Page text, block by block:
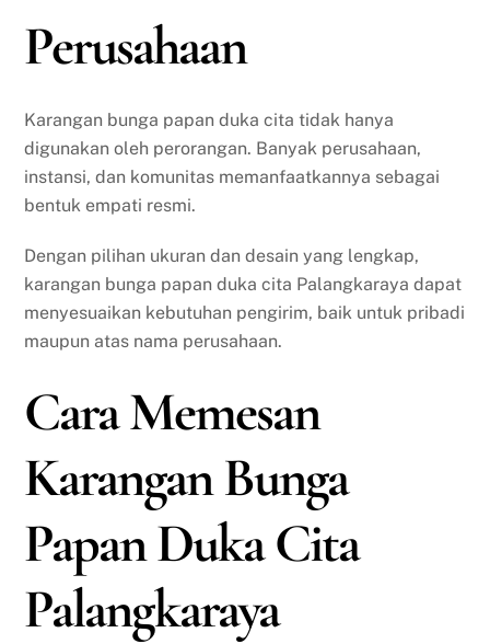
Perusahaan
Karangan bunga papan duka cita tidak hanya
digunakan oleh perorangan. Banyak perusahaan,
instansi, dan komunitas memanfaatkannya sebagai
bentuk empati resmi.
Dengan pilihan ukuran dan desain yang lengkap,
karangan bunga papan duka cita Palangkaraya dapat
menyesuaikan kebutuhan pengirim, baik untuk pribadi
maupun atas nama perusahaan.
Cara Memesan
Karangan Bunga
Papan Duka Cita
Palangkaraya